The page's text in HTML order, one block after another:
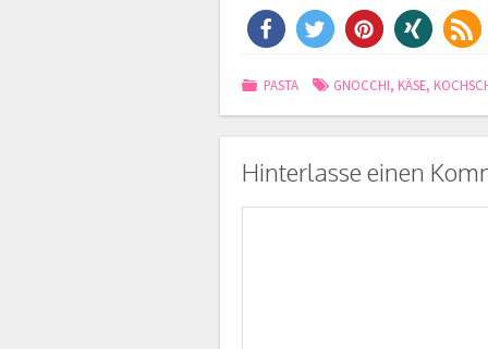
PASTA GNOCCHI, KÄSE,
Hinterlasse einen